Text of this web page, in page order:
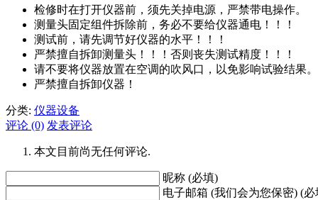
检修时在打开仪器前，须先关掉电源，严禁带电操作。
测量头固定组件拆除前，务必不要给仪器通电！！！
测试前，请先调节好仪器的水平！！！
严禁擅自拆卸测量头！！！否则丧失测试精度！！！
请不要将仪器放置在空调的吹风口，以免影响试验结果。
严禁擅自拆卸仪器！
分类: 仪器设备
评论 (0) 发表评论
本文目前尚无任何评论.
昵称 (必填)
电子邮箱 (我们会为您保密) (必